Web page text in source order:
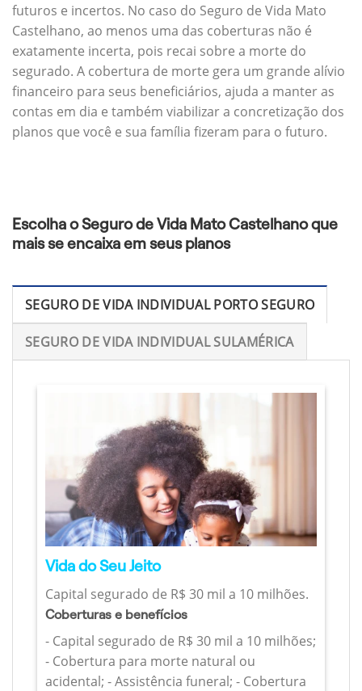
futuros e incertos. No caso do Seguro de Vida Mato
Castelhano, ao menos uma das coberturas não é
exatamente incerta, pois recai sobre a morte do
segurado. A cobertura de morte gera um grande alívio
financeiro para seus beneficiários, ajuda a manter as
contas em dia e também viabilizar a concretização dos
planos que você e sua família fizeram para o futuro.
Escolha o Seguro de Vida Mato Castelhano que
mais se encaixa em seus planos
SEGURO DE VIDA INDIVIDUAL PORTO SEGURO
SEGURO DE VIDA INDIVIDUAL SULAMÉRICA
Vida do Seu Jeito
Capital segurado de R$ 30 mil a 10 milhões.
Coberturas e benefícios
- Capital segurado de R$ 30 mil a 10 milhões;
- Cobertura para morte natural ou
acidental; - Assistência funeral; - Cobertura